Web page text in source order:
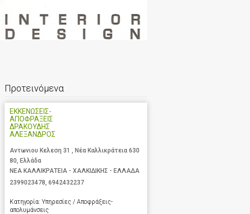
Προτεινόμενα
ΕΚΚΕΝΩΣΕΙΣ-
ΑΠΟΦΡΑΞΕΙΣ
ΔΡΑΚΟΥΔΗΣ
ΑΛΕΞΑΝΔΡΟΣ
Αντωνιου Κελεση 31 , Νέα Καλλικράτεια 630
80, Ελλάδα
ΝΕΑ ΚΑΛΛΙΚΡΑΤΕΙΑ - ΧΑΛΚΙΔΙΚΗΣ - ΕΛΛΑΔΑ
2399023478 6942432237
Κατηγορία: Υπηρεσίες / Αποφράξεις-
απολυμάνσεις